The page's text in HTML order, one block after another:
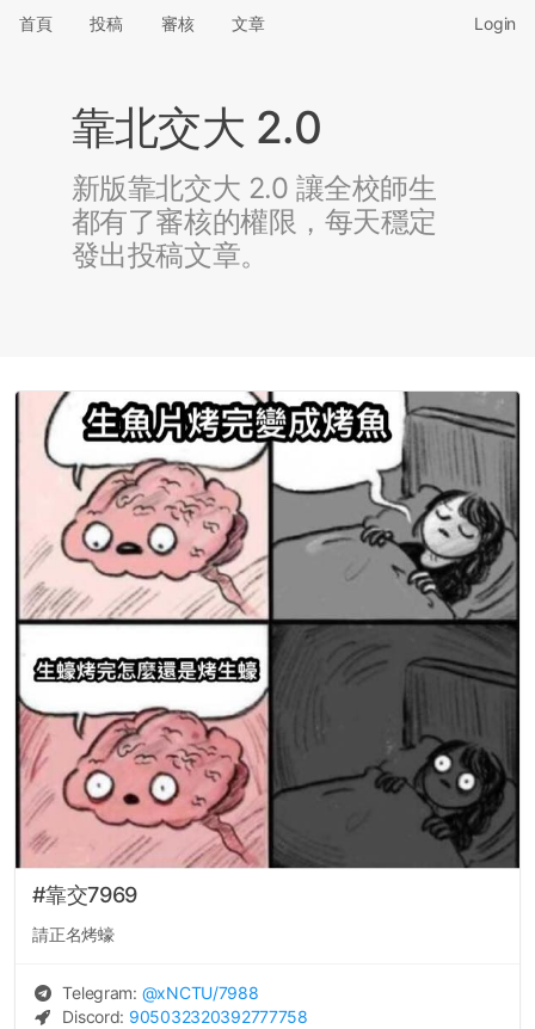
首頁 投稿 審核 文章 Login
靠北交大 2.0
新版靠北交大 2.0 讓全校師生
都有了審核的權限，每天穩定
發出投稿文章。
#靠交7969
請正名烤蠔
Telegram: @xNCTU/7988
Discord: 905032320392777758